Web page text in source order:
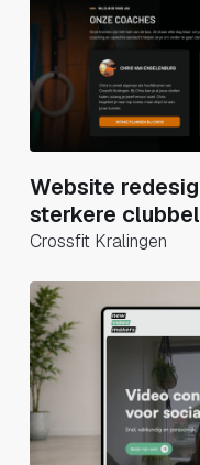
Website
sterkere
Crossfit Kralingen